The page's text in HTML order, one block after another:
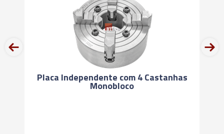
Placa Independente com 4 Castanhas
Monobloco
prev next